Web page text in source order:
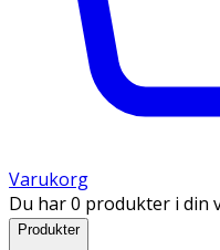
Varukorg
Du har 0 produkter i din
Produkter